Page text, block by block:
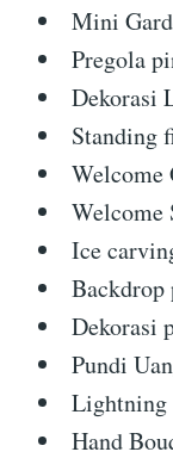
Mini
Pregola
Dekorasi
Standing
Welcome
Welcome
Ice
Backdrop
Dekorasi
Pundi
Lightning
Hand